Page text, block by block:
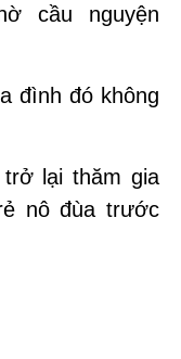
cầu nguyện
đình đó không
lại thăm gia
nô đùa trước